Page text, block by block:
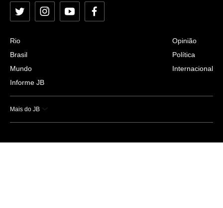
Twitter InstagramYouTubeFacebook
Rio
Brasil
Mundo
Informe JB
Opinião
Política
Internacional
Mais do JB
Esportes